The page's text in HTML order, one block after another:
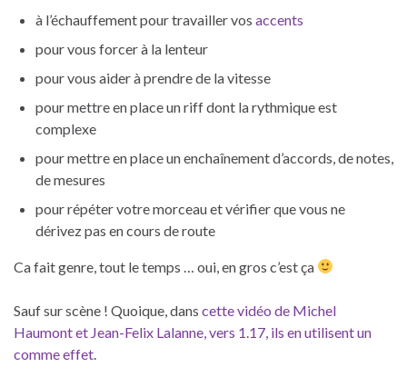
à l’échauffement pour travailler vos accents
pour vous forcer à la lenteur
pour vous aider à prendre de la vitesse
pour mettre en place un riff dont la rythmique est
complexe
pour mettre en place un enchaînement d’accords, de notes,
de mesures
pour répéter votre morceau et vérifier que vous ne
dérivez pas en cours de route
Ca fait genre, tout le temps … oui, en gros c’est ça
Sauf sur scène ! Quoique, dans cette vidéo de Michel
Haumont et Jean-Felix Lalanne, vers 1.17, ils en utilisent un
comme effet